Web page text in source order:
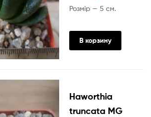
Розмір — 5 см.
В корзину
Haworthia
truncata MG